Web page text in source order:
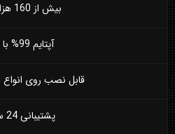
بیش از 160 هزار کانال
آپتایم 99% با ثبات
قابل نصب روی
پشتیبانی 24 ساعته